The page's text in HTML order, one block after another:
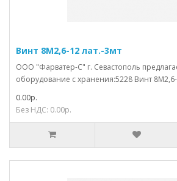
Винт 8М2,6-12 лат.-3мт
ООО "Фарватер-С" г. Севастополь
оборудование с хранения:5228 Винт
0.00р.
Без НДС: 0.00р.